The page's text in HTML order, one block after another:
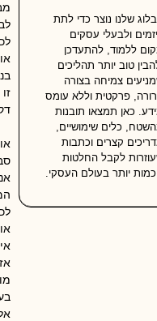
שלנו נוצר כדי לתת
ולבעלי עסקים
ללמוד, להתעדכן
טוב יותר תהליכים
צמיחה בצורה
פרקטית וללא עומס
כאן תמצאו תובנות
כלים שימושיים,
קצרים וכתבות
לקבל החלטות
יותר בעולם העסקי.
או